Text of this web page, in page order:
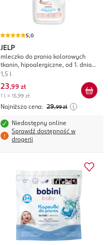
5,0
JELP
mleczko do prania kolorowych
tkanin, hipoalergiczne, od 1. dnia
życia
1,5 l
23,99 zł
1 l = 15,99 zł
Najniższa cena: 29,99 zł
Niedostępny online
Sprawdź dostępność w
drogerii